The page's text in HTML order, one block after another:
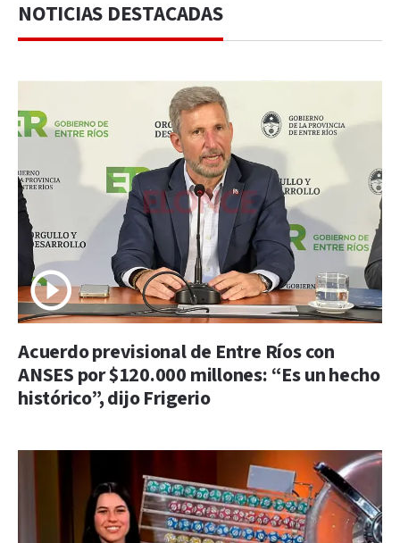
NOTICIAS DESTACADAS
Acuerdo previsional de Entre Ríos con
ANSES por $120.000 millones: “Es un hecho
histórico”, dijo Frigerio